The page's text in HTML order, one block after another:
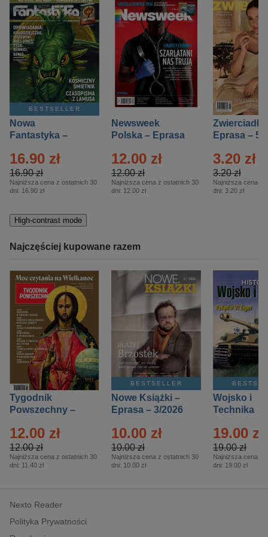
BESTSELLER
Nowa
Fantastyka –
16.90 zł
16.90 zł
Najniższa cena z ostatnich 30
dni: 16.90 zł
Newsweek
Polska – Eprasa
12.00 zł
12.00 zł
Najniższa cena z ostatnich 30
dni: 12.00 zł
Zwierciadło
Eprasa – 5/
3.20 zł
3.20 zł
Najniższa cena z
dni: 3.20 zł
High-contrast mode
Najczęściej kupowane razem
Tygodnik
Powszechny –
12.00 zł
12.00 zł
Najniższa cena z ostatnich 30
dni: 11.40 zł
BESTSELLER
Nowe Książki –
Eprasa – 3/2026
10.00 zł
10.00 zł
Najniższa cena z ostatnich 30
dni: 10.00 zł
Wojsko i
Technika
– 2/2026
19.00 zł
19.00 zł
Najniższa cena z
dni: 19.00 zł
Nexto Reader
Polityka Prywatności